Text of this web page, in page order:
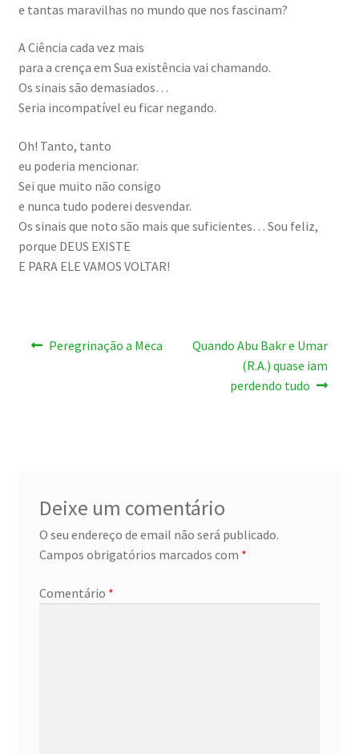
e tantas maravilhas no mundo que nos fascinam?
A Ciência cada vez mais
para a crença em Sua existência vai chamando.
Os sinais são demasiados…
Seria incompatível eu ficar negando.
Oh! Tanto, tanto
eu poderia mencionar.
Sei que muito não consigo
e nunca tudo poderei desvendar.
Os sinais que noto são mais que suficientes… Sou feliz,
porque DEUS EXISTE
E PARA ELE VAMOS VOLTAR!
Navegação
Artigo
Peregrinação a Meca
Artigo
Quando Abu Bakr e Umar
(R.A.) quase iam
perdendo tudo
Deixe um comentário
O seu endereço de email não será publicado.
Campos obrigatórios marcados com *
Comentário *